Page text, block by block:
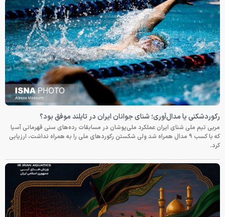
رکوردشکنی یا مدال‌آوری؛ شنای جوانان ایران در تایلند موفق بود؟
مربی تیم ملی شنای ایران عملکرد ملی‌پوشان در مسابقات رده‌های سنی قهرمانی آسیا
که با کسب ۹ مدال همراه شد ولی شکستن رکوردهای ملی را به همراه نداشت، ارزیابی
کرد.